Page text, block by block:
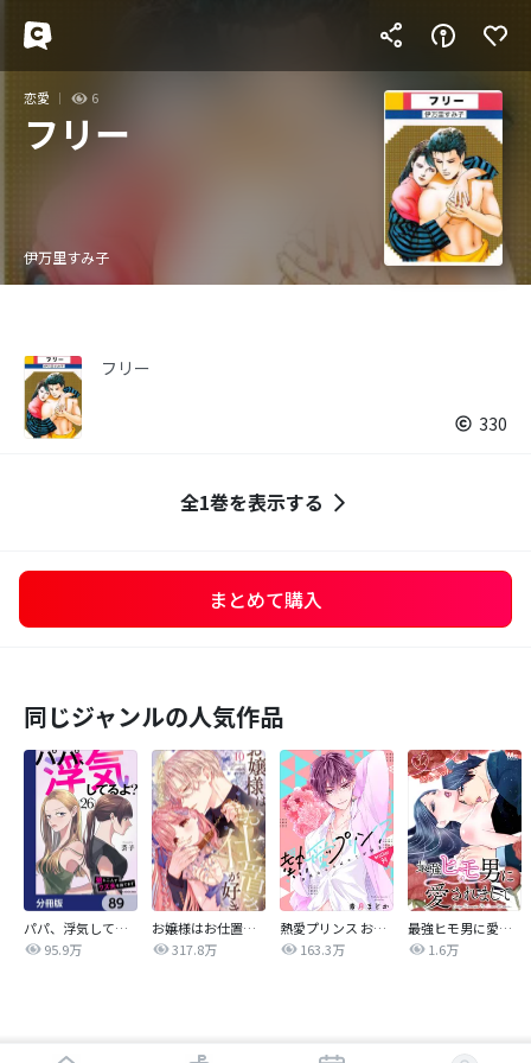
恋愛 6
フリー
伊万里すみ子
フリー
330
全1巻を表示する
まとめて購入
同じジャンルの人気作品
パパ、浮気してるよ？娘と二人でクズ夫を捨てます【分冊版】
95.9万
お嬢様はお仕置きが好き
317.8万
熱愛プリンス お兄ちゃんはキミが好き
163.3万
最強ヒモ男に愛されまして
1.6万